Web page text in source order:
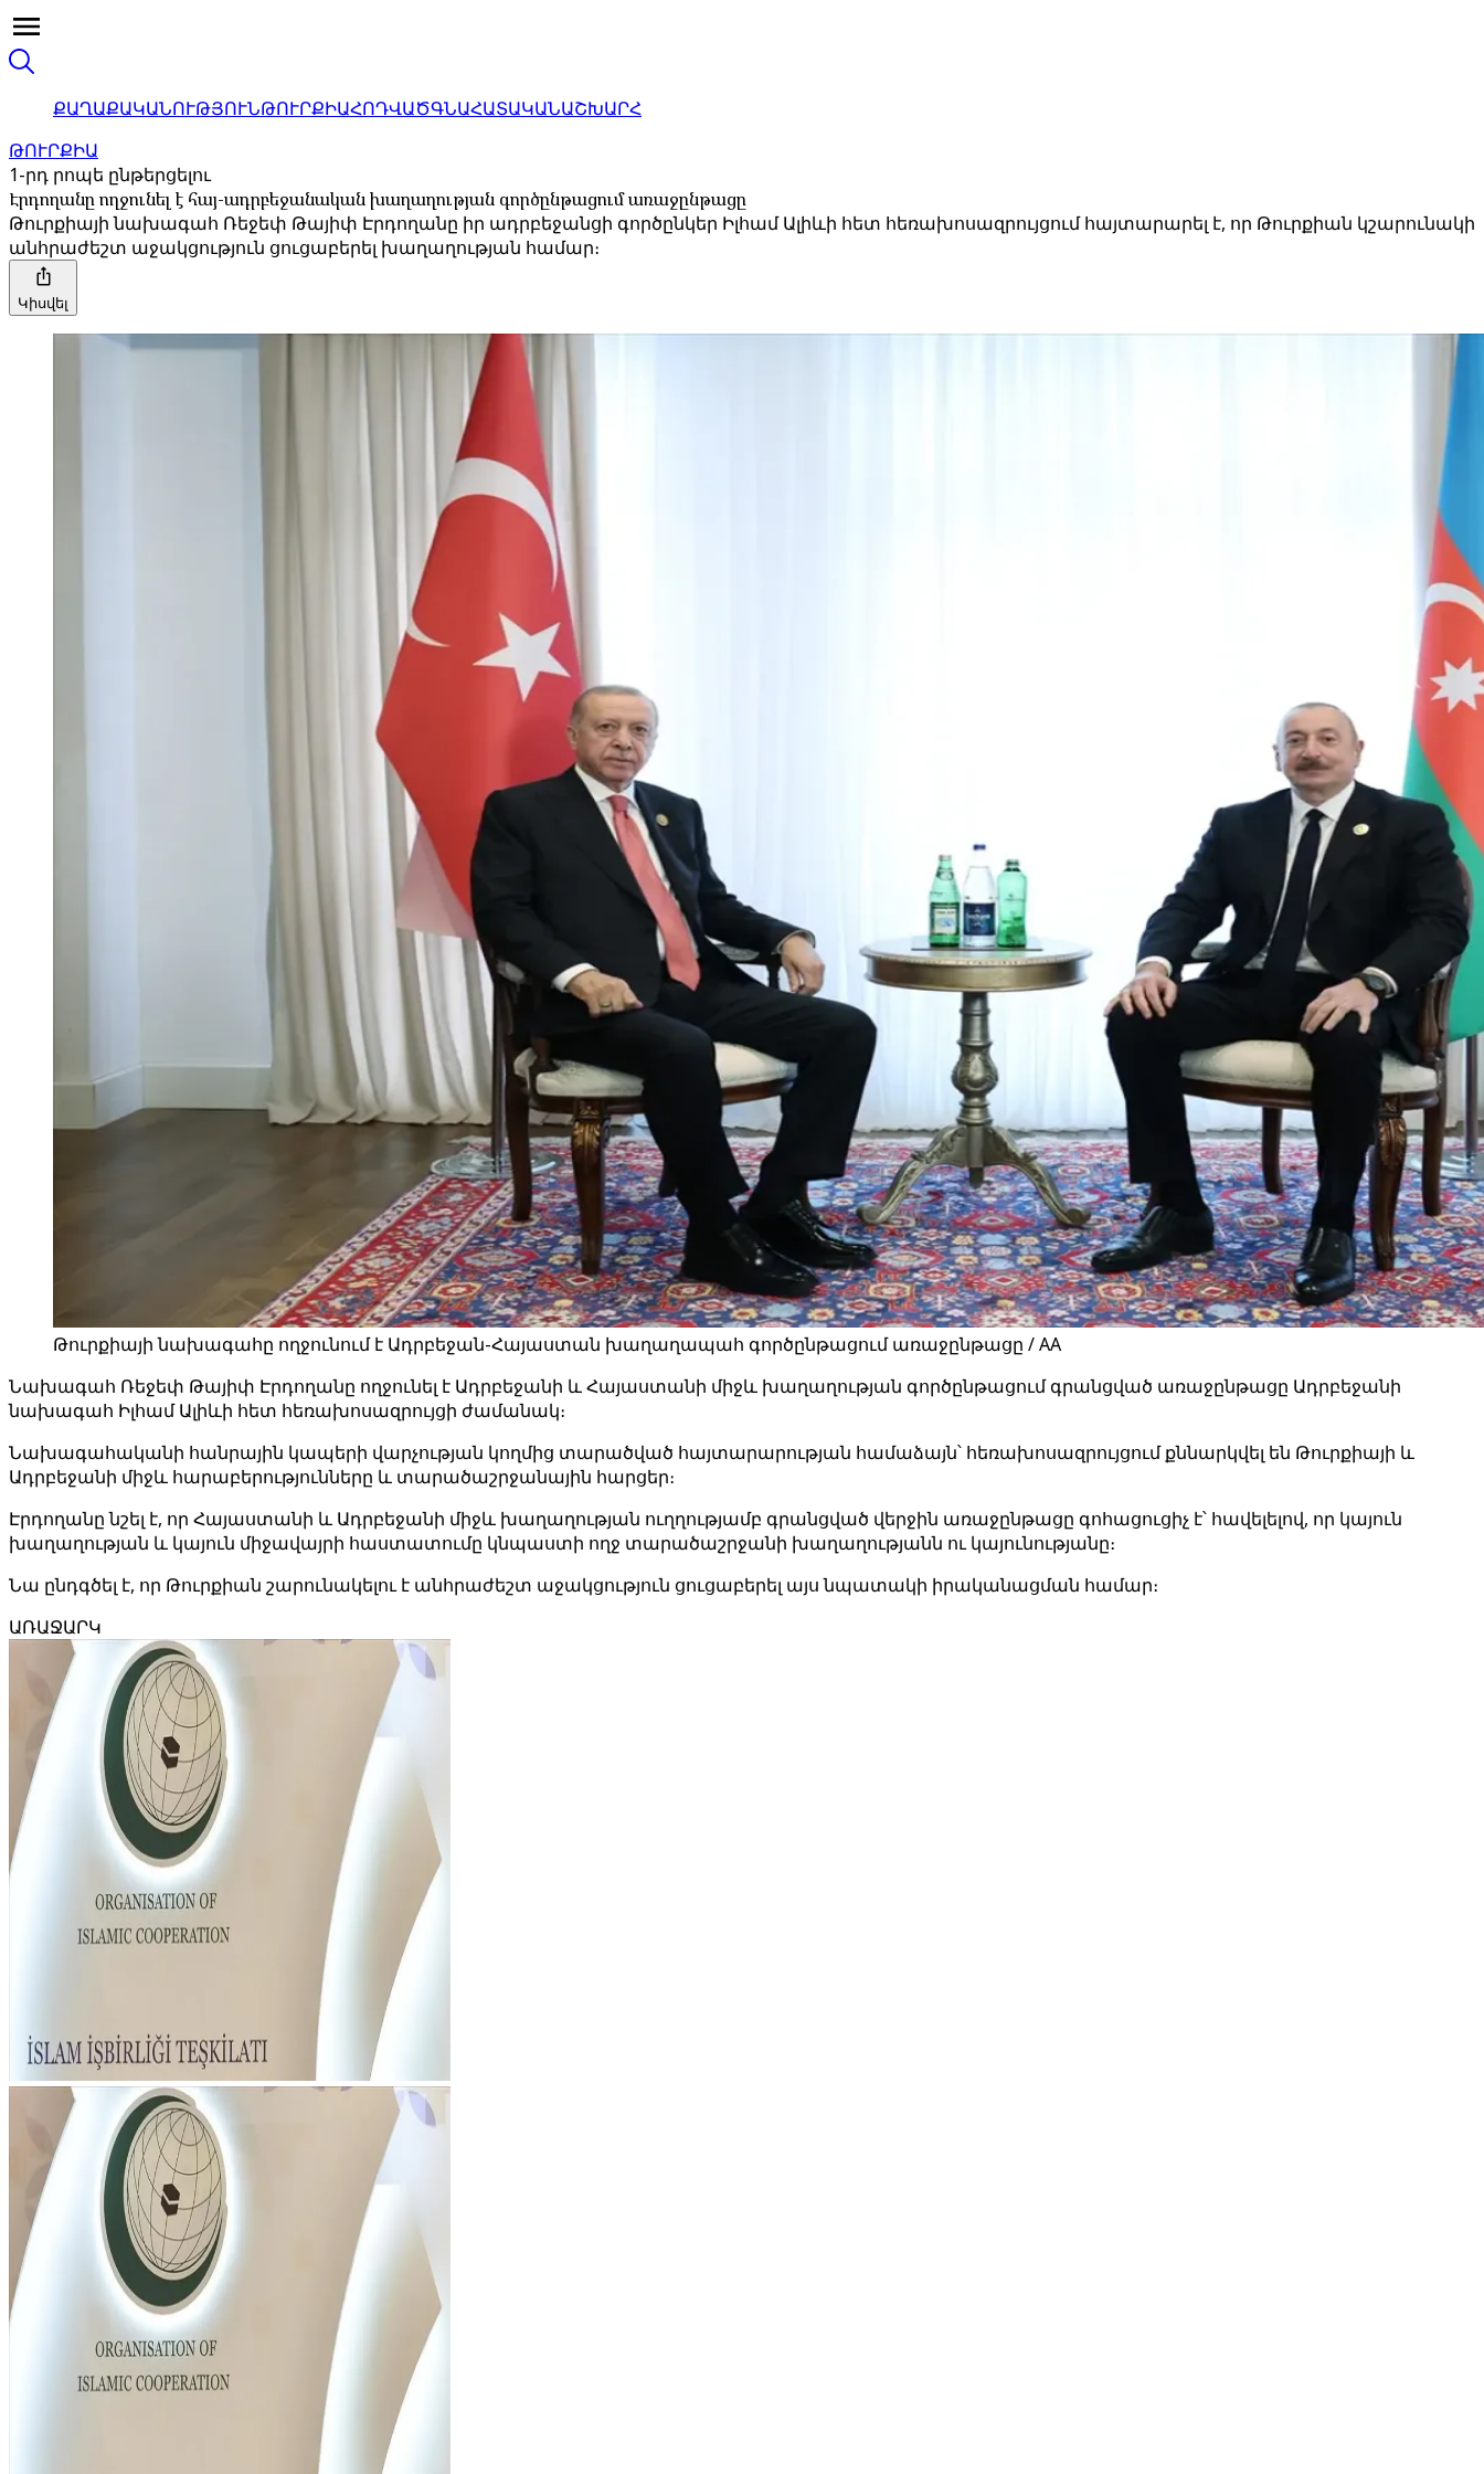
ՔԱՂԱՔԱԿԱՆՈՒԹՅՈՒՆԹՈՒՐՔԻԱՀՈԴՎԱԾԳՆԱՀԱՏԱԿԱՆԱՇԽԱՐՀ
ԹՈՒՐՔԻԱ
1-րդ րոպե ընթերցելու
Էրդողանը ողջունել է հայ-ադրբեջանական խաղաղության գործընթացում առաջընթացը
Թուրքիայի նախագահ Ռեջեփ Թայիփ Էրդողանը իր ադրբեջանցի գործընկեր Իլհամ Ալիևի հետ հեռախոսազրույցում հայտարարել է, որ Թուրքիան կշարունակի
անհրաժեշտ աջակցություն ցուցաբերել խաղաղության համար։
Կիսվել
Թուրքիայի նախագահը ողջունում է Ադրբեջան-Հայաստան խաղաղապահ գործընթացում առաջընթացը / AA
Նախագահ Ռեջեփ Թայիփ Էրդողանը ողջունել է Ադրբեջանի և Հայաստանի միջև խաղաղության գործընթացում գրանցված առաջընթացը Ադրբեջանի
նախագահ Իլհամ Ալիևի հետ հեռախոսազրույցի ժամանակ։
Նախագահականի հանրային կապերի վարչության կողմից տարածված հայտարարության համաձայն՝ հեռախոսազրույցում քննարկվել են Թուրքիայի և
Ադրբեջանի միջև հարաբերությունները և տարածաշրջանային հարցեր։
Էրդողանը նշել է, որ Հայաստանի և Ադրբեջանի միջև խաղաղության ուղղությամբ գրանցված վերջին առաջընթացը գոհացուցիչ է՝ հավելելով, որ կայուն
խաղաղության և կայուն միջավայրի հաստատումը կնպաստի ողջ տարածաշրջանի խաղաղությանն ու կայունությանը։
Նա ընդգծել է, որ Թուրքիան շարունակելու է անհրաժեշտ աջակցություն ցուցաբերել այս նպատակի իրականացման համար։
ԱՌԱՋԱՐԿ